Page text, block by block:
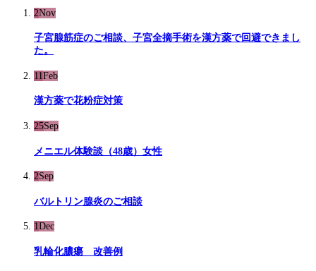
2Nov
子宮腺筋症のご相談、子宮全摘手術を漢方薬で回避できまし
た。
11 Feb
漢方薬で花粉症対策
25Sep
メニエル体験談（48歳）女性
2Sep
バルトリン腺炎のご相談
1Dec
乳輪化膿瘍 改善例